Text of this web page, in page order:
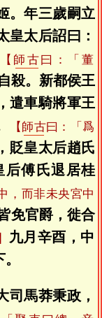
。年三歲嗣立
皇太后詔曰：
【 師古曰：「董
殺。新都侯王
遣車騎將軍王
【 師古曰：「爲
貶皇太后趙氏
后傅氏退居桂
，而非未央宮中
免官爵，徙合
九月辛酉，中
司馬莽秉政，